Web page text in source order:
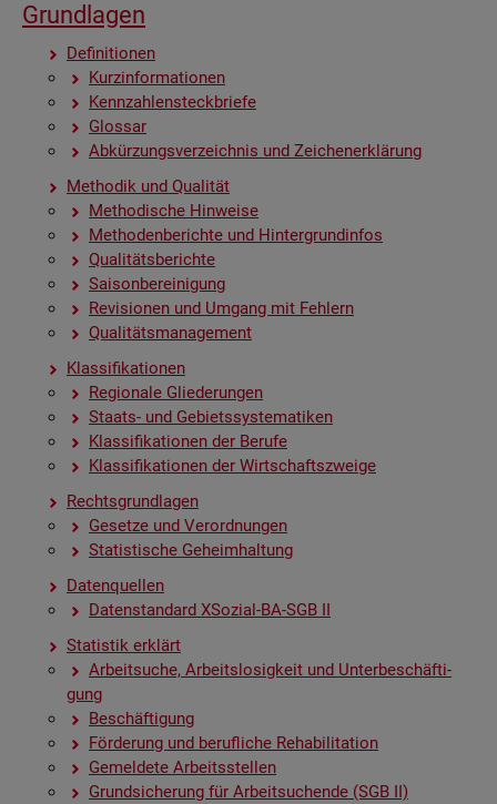
Grund­la­gen
De­fi­ni­tio­nen
Kurz­in­for­ma­tio­nen
Kenn­zah­len­steck­brie­fe
Glos­sar
Ab­kür­zungs­ver­zeich­nis und Zei­chen­er­klä­rung
Me­tho­dik und Qua­li­tät
Me­tho­di­sche Hin­wei­se
Me­tho­den­be­rich­te und Hin­ter­grund­in­fos
Qua­li­täts­be­rich­te
Sai­son­be­rei­ni­gung
Re­vi­sio­nen und Um­gang mit Feh­lern
Qua­li­täts­ma­nage­ment
Klas­si­fi­ka­tio­nen
Re­gio­na­le Glie­de­run­gen
Staats- und Ge­biets­sys­te­ma­ti­ken
Klas­si­fi­ka­tio­nen der Be­ru­fe
Klas­si­fi­ka­tio­nen der Wirt­schafts­zwei­ge
Rechts­grund­la­gen
Ge­set­ze und Ver­ord­nun­gen
Sta­tis­ti­sche Ge­heim­hal­tung
Da­ten­quel­len
Da­ten­stan­dard XSo­zi­al-BA-SGB II
Sta­tis­tik er­klärt
Ar­beit­su­che, Ar­beits­lo­sig­keit und Un­ter­be­schäf­ti­
gung
Be­schäf­ti­gung
För­de­rung und be­ruf­li­che Re­ha­bi­li­ta­ti­on
Ge­mel­de­te Ar­beits­stel­len
Grund­si­che­rung für Ar­beit­su­chen­de (SGB II)